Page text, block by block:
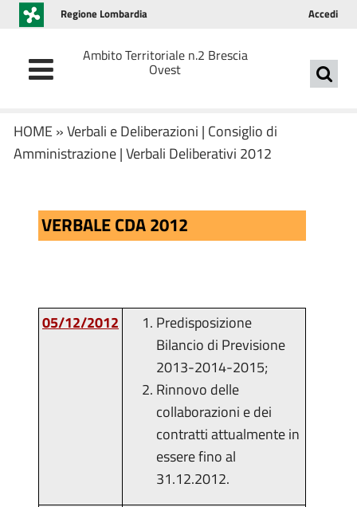
Regione Lombardia Accedi
Ambito Territoriale n.2 Brescia
Ovest
HOME »Verbali e Deliberazioni | Consiglio di
Amministrazione|Verbali Deliberativi 2012
VERBALE CDA 2012
05/12/2012
Predisposizione
Bilancio di Previsione
2013-2014-2015;
Rinnovo delle
collaborazioni e dei
contratti attualmente in
essere fino al
31.12.2012.